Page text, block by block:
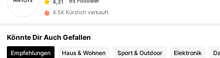
y***n ist Vor 1 Tag
4,31
95 Follower
4,31 95 Follower
95 Follower
4.5K Kürzlich verkauft
Könnte Dir Auch Gefallen
Empfehlungen Haus & Wohnen Sport & Outdoor Elektronik